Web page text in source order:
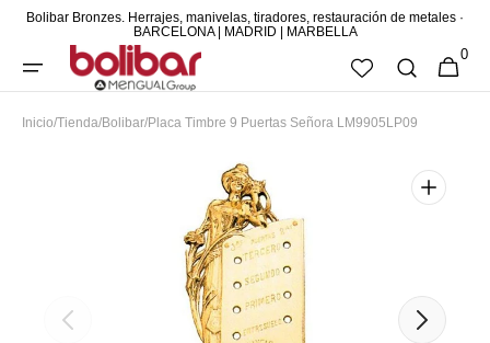
CONTENIDO
Bolibar Bronzes. Herrajes, manivelas, tiradores, restauración de metales ·
BARCELONA | MADRID | MARBELLA
CESTA
0
Inicio/Tienda/Bolibar/Placa Timbre 9 Puertas Señora LM9905LP09
Abrir